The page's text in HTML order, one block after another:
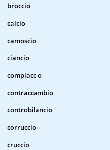
broccio
calcio
camoscio
ciancio
compiaccio
contraccambio
controbilancio
corruccio
cruccio